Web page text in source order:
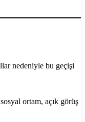
nedeniyle bu geçişi
ortam, açık görüş